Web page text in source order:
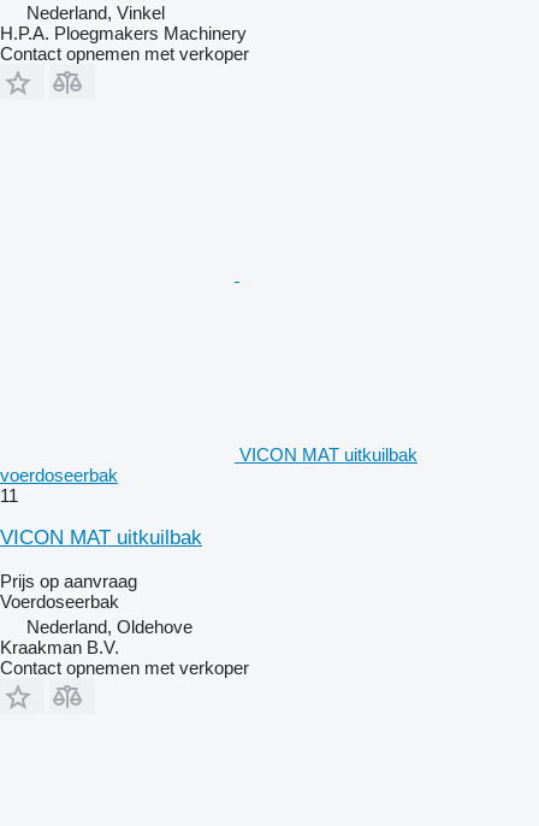
Nederland, Vinkel
H.P.A. Ploegmakers Machinery
Contact opnemen met verkoper
VICON MAT uitkuilbak
voerdoseerbak
11
VICON MAT uitkuilbak
Prijs op aanvraag
Voerdoseerbak
Nederland, Oldehove
Kraakman B.V.
Contact opnemen met verkoper